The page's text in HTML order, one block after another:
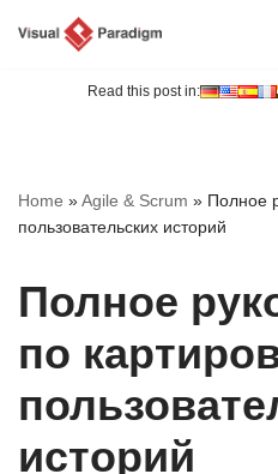
Read this post in:
Home »Agile & Scrum » Полное
пользовательских историй
Полное
по
историй